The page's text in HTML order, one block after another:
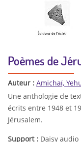
Poèmes de
Auteur : Amichaï,
Une anthologie de
écrits entre 1948 et
Jérusalem.
Support : Daisy audio